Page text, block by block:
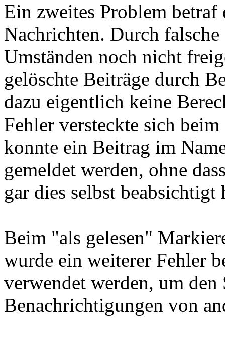
Ein zweites Problem
Nachrichten. Durch
Umständen noch nicht
gelöschte Beiträge durch
dazu eigentlich keine
Fehler versteckte sich
konnte ein Beitrag im
gemeldet werden, ohne
gar dies selbst beabsichtigt
Beim "als gelesen"
wurde ein weiterer Fehler
verwendet werden, um den
Benachrichtigungen von